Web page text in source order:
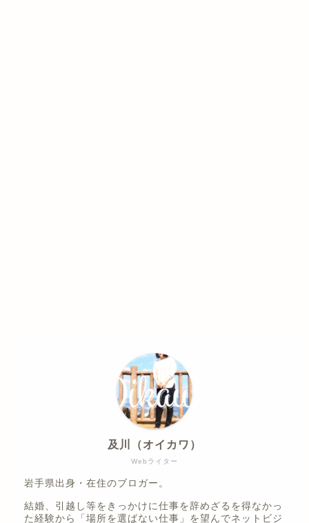
Webライター
及川（オイカワ）
岩手県出身・在住のブロガー。
結婚、引越し等をきっかけに仕事を辞めざるを得なかっ
た経験から「場所を選ばない仕事」を望んでネットビジ